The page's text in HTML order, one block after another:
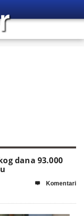
dana 93.000
 Komentari